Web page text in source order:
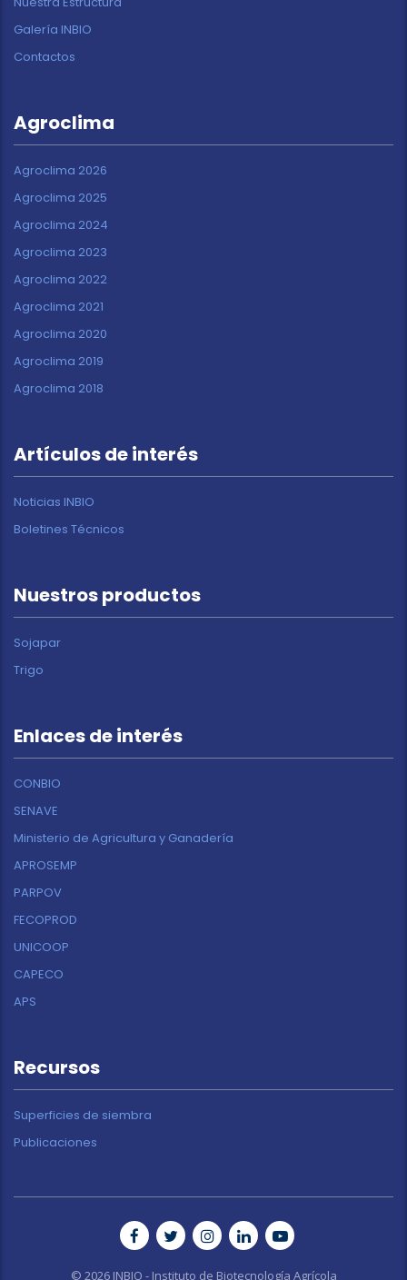
Galería INBIO
Contactos
Agroclima
Agroclima 2026
Agroclima 2025
Agroclima 2024
Agroclima 2023
Agroclima 2022
Agroclima 2021
Agroclima 2020
Agroclima 2019
Agroclima 2018
Artículos de interés
Noticias INBIO
Boletines Técnicos
Nuestros productos
Sojapar
Trigo
Enlaces de interés
CONBIO
SENAVE
Ministerio de Agricultura y Ganadería
APROSEMP
PARPOV
FECOPROD
UNICOOP
CAPECO
APS
Recursos
Superficies de siembra
Publicaciones
© 2026 INBIO - Instituto de Biotecnología Agrícola